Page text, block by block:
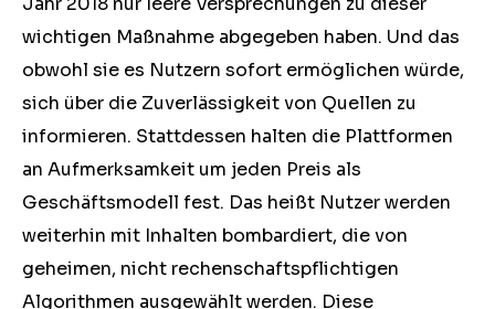
wichtigen Maßnahme abgegeben haben. Und das
obwohl sie es Nutzern sofort ermöglichen würde,
sich über die Zuverlässigkeit von Quellen zu
informieren. Stattdessen halten die Plattformen
an Aufmerksamkeit um jeden Preis als
Geschäftsmodell fest. Das heißt Nutzer werden
weiterhin mit Inhalten bombardiert, die von
geheimen, nicht rechenschaftspflichtigen
Algorithmen ausgewählt werden. Diese